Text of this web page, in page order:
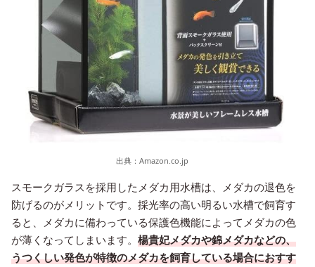
出典： Amazon.co.jp
スモークガラスを採用したメダカ用水槽は、メダカの退色を
防げるのがメリットです。採光率の高い明るい水槽で飼育す
ると、メダカに備わっている保護色機能によってメダカの色
が薄くなってしまいます。 楊貴妃メダカや錦メダカなどの、
うつくしい発色が特徴のメダカを飼育している場合におすす